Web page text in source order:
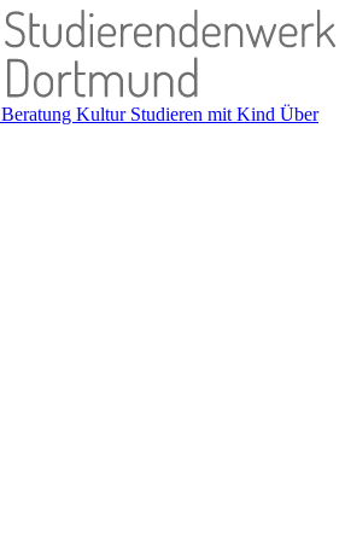
Beratung Kultur Studieren mit Kind Über